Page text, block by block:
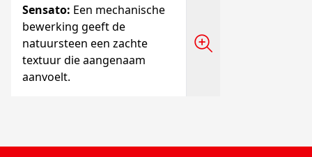
Sensato: Een mechanische
bewerking geeft de
natuursteen een zachte
textuur die aangenaam
aanvoelt.